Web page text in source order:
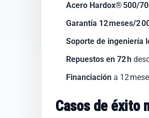
Acero Hardox® 500/
Garantía 12 meses/2
Soporte de ingeniería
Repuestos en 72 h
Financiación a 12
Casos de éxito